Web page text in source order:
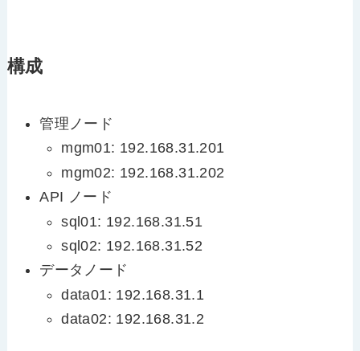
構成
管理ノード
mgm01: 192.168.31.201
mgm02: 192.168.31.202
API ノード
sql01: 192.168.31.51
sql02: 192.168.31.52
データノード
data01: 192.168.31.1
data02: 192.168.31.2